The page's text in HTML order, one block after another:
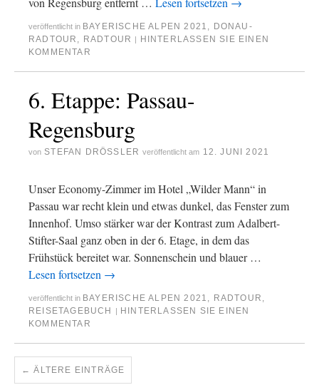
veröffentlicht in BAYERISCHE ALPEN 2021 , DONAU-
RADTOUR , RADTOUR |
HINTERLASSEN SIE EINEN
KOMMENTAR
6. Etappe: Passau-
Regensburg
von STEFAN DRÖSSLER veröffentlicht am 12. JUNI 2021
Unser Economy-Zimmer im Hotel „Wilder Mann“ in
Passau war recht klein und etwas dunkel, das Fenster zum
Innenhof. Umso stärker war der Kontrast zum Adalbert-
Stifter-Saal ganz oben in der 6. Etage, in dem das
Frühstück bereitet war. Sonnenschein und blauer …
Lesen fortsetzen →
veröffentlicht in BAYERISCHE ALPEN 2021 , RADTOUR ,
REISETAGEBUCH
| HINTERLASSEN SIE EINEN
KOMMENTAR
← ÄLTERE EINTRÄGE